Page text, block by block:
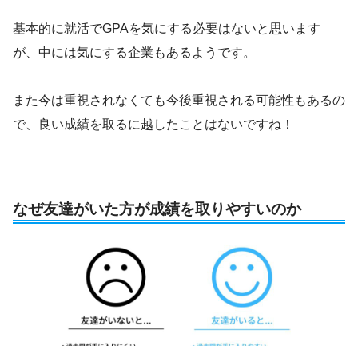
基本的に就活でGPAを気にする必要はないと思います
が、中には気にする企業もあるようです。
また今は重視されなくても今後重視される可能性もあるの
で、良い成績を取るに越したことはないですね！
なぜ友達がいた方が成績を取りやすいのか